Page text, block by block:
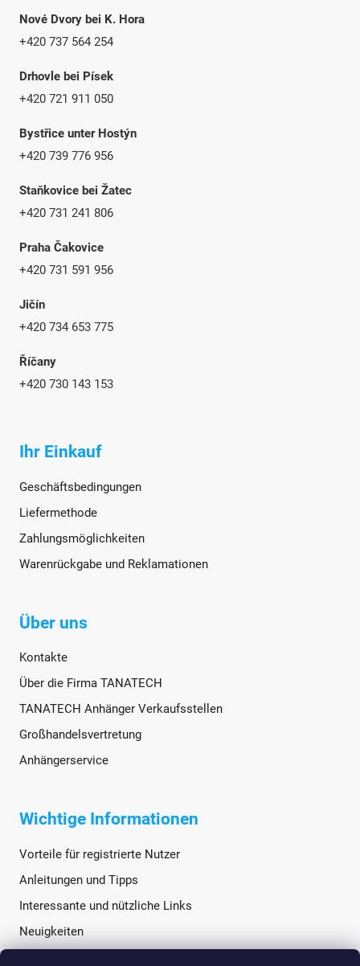
Nové Dvory bei K. Hora
+420 737 564 254
Drhovle bei Písek
+420 721 911 050
Bystřice unter Hostýn
+420 739 776 956
Staňkovice bei Žatec
+420 731 241 806
Praha Čakovice
+420 731 591 956
Jičín
+420 734 653 775
Říčany
+420 730 143 153
Ihr Einkauf
Geschäftsbedingungen
Liefermethode
Zahlungsmöglichkeiten
Warenrückgabe und Reklamationen
Über uns
Kontakte
Über die Firma TANATECH
TANATECH Anhänger Verkaufsstellen
Großhandelsvertretung
Anhängerservice
Wichtige Informationen
Vorteile für registrierte Nutzer
Anleitungen und Tipps
Interessante und nützliche Links
Neuigkeiten